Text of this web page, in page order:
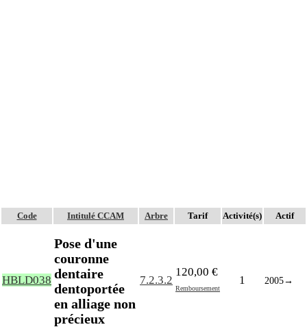
Code Intitulé CCAM Arbre Tarif Activité(s) Actif
HBLD038
Pose d'une
couronne
dentaire
dentoportée
en alliage non
précieux
7.2.3.2
120,00 €
Remboursement
1 2005→